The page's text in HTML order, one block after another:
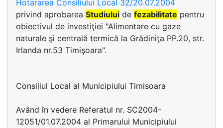
Hotararea Consiliului Local 32/20.07.2004
privind aprobarea Studiului de fezabilitate pentru
obiectivul de investiţiei "Alimentare cu gaze
naturale şi centrală termică la Grădiniţa PP.20, str.
Irlanda nr.53 Timişoara".
Consiliul Local al Municipiului Timisoara
Având în vedere Referatul nr. SC2004-
12051/01.07.2004 al Primarului Municipiului